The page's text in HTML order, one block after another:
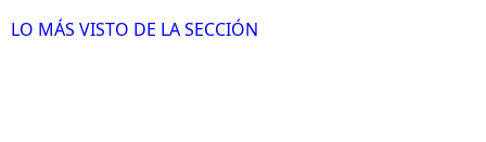
LO MÁS VISTO DE LA SECCIÓN